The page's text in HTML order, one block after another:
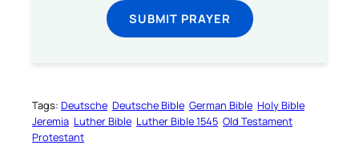
SUBMIT PRAYER
Tags: Deutsche Deutsche Bible German Bible Holy Bible
Jeremia Luther Bible Luther Bible 1545 Old Testament
Protestant